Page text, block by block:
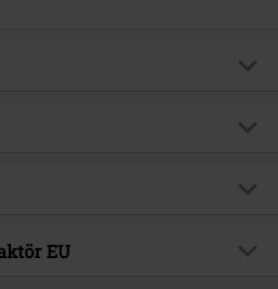
Iron Maiden
100% polyester
EU